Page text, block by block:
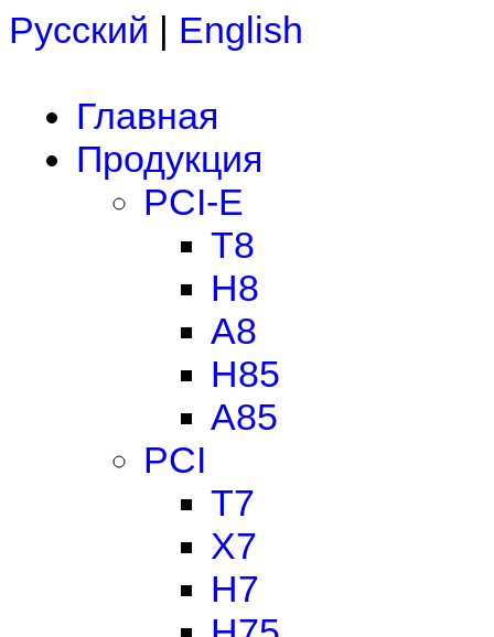
Русский | English
Главная
Продукция
PCI-E
T8
H8
A8
H85
A85
PCI
T7
X7
H7